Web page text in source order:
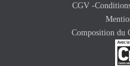
CGV -
Composition du